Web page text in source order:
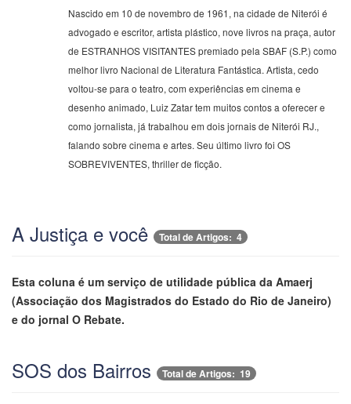
Nascido em 10 de novembro de 1961, na cidade de Niterói é
advogado e escritor, artista plástico, nove livros na praça, autor
de ESTRANHOS VISITANTES premiado pela SBAF (S.P.) como
melhor livro Nacional de Literatura Fantástica. Artista, cedo
voltou-se para o teatro, com experiências em cinema e
desenho animado, Luiz Zatar tem muitos contos a oferecer e
como jornalista, já trabalhou em dois jornais de Niterói RJ.,
falando sobre cinema e artes. Seu último livro foi OS
SOBREVIVENTES, thriller de ficção.
A Justiça e você Total de Artigos: 4
Esta coluna é um serviço de utilidade pública da Amaerj
(Associação dos Magistrados do Estado do Rio de Janeiro)
e do jornal O Rebate.
SOS dos Bairros Total de Artigos: 19